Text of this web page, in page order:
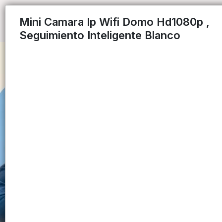
Mini Camara Ip Wifi Domo Hd1080p ,
Seguimiento Inteligente Blanco